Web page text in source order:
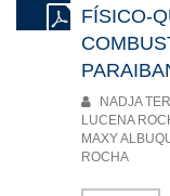
FÍSICO-
NADJA
LUCENA
MAXY
ROCHA